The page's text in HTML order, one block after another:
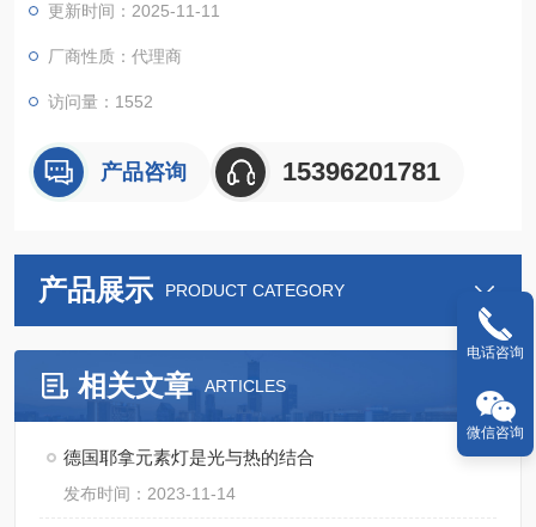
更新时间：2025-11-11
厂商性质：代理商
访问量：1552
产品咨询 15396201781
产品展示 PRODUCT CATEGORY
相关文章 ARTICLES
德国耶拿元素灯是光与热的结合
发布时间：2023-11-14
电话咨询
微信咨询